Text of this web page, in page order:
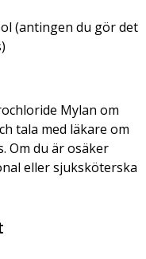
(antingen du gör det
Mylan om
tala med läkare om
Om du är osäker
eller sjuksköterska